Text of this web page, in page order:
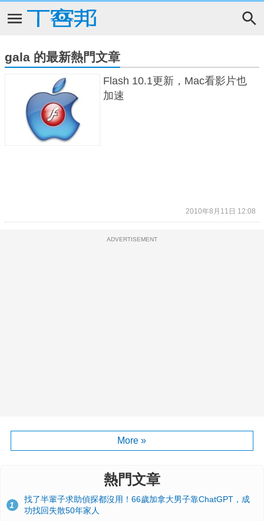
gala 的最新熱門文章
Flash 10.1更新，Mac看影片也
加速
2010年8月11日 12:08
ADVERTISEMENT
More »
熱門文章
1
找了半輩子求助偵探都沒用！66歲加拿大男子靠ChatGPT，成
功找回失散50年家人